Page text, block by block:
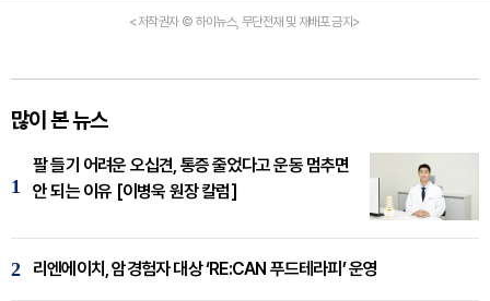
<저작권자 © 하이뉴스, 무단전재 및 재배포 금지>
많이 본 뉴스
1
팔 들기 어려운 오십견, 통증 줄었다고 운동 멈추면
안 되는 이유 [이병욱 원장 칼럼]
2 리엔에이치, 암경험자 대상 ‘RE:CAN 푸드테라피’ 운영